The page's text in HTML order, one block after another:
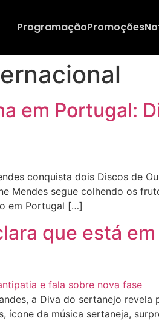
ProgramaçãoPromoções
em Portugal:
conquista dois Discos de
Mendes segue colhendo os
em Portugal […]
que está
a Diva do sertanejo
ícone da música sertaneja,